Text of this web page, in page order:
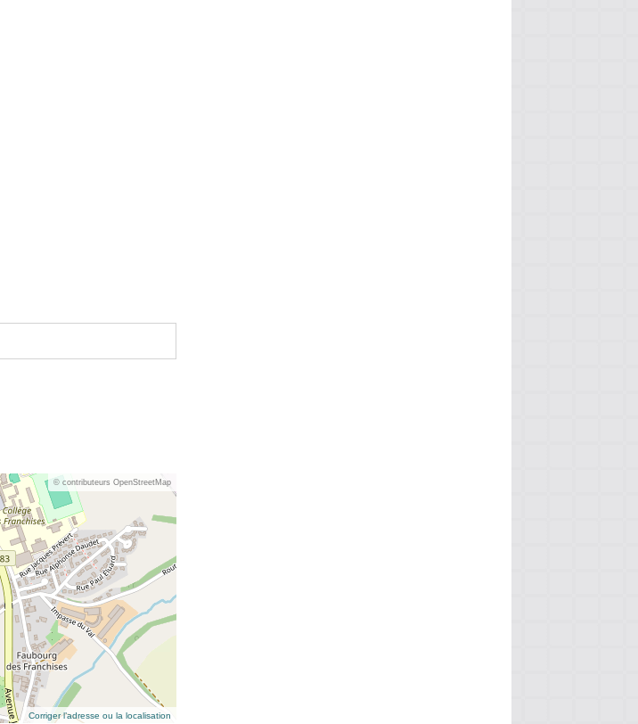
© contributeurs OpenStreetMap
Corriger l’adresse ou la localisation